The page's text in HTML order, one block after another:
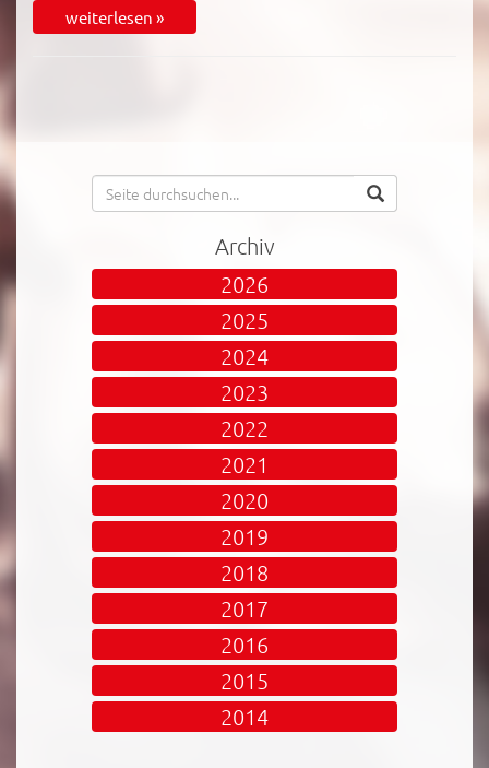
weiterlesen »
Archiv
2026
2025
2024
2023
2022
2021
2020
2019
2018
2017
2016
2015
2014